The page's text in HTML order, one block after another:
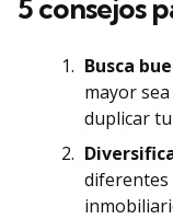
5 consejos
Busca
mayor
duplicar
diferentes